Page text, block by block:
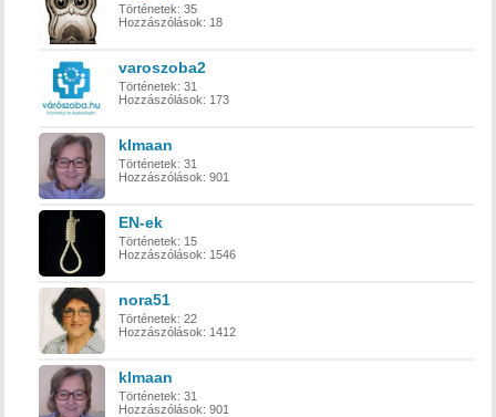
Történetek: 35
Hozzászólások: 18
varoszoba2
Történetek: 31
Hozzászólások: 173
klmaan
Történetek: 31
Hozzászólások: 901
EN-ek
Történetek: 15
Hozzászólások: 1546
nora51
Történetek: 22
Hozzászólások: 1412
klmaan
Történetek: 31
Hozzászólások: 901